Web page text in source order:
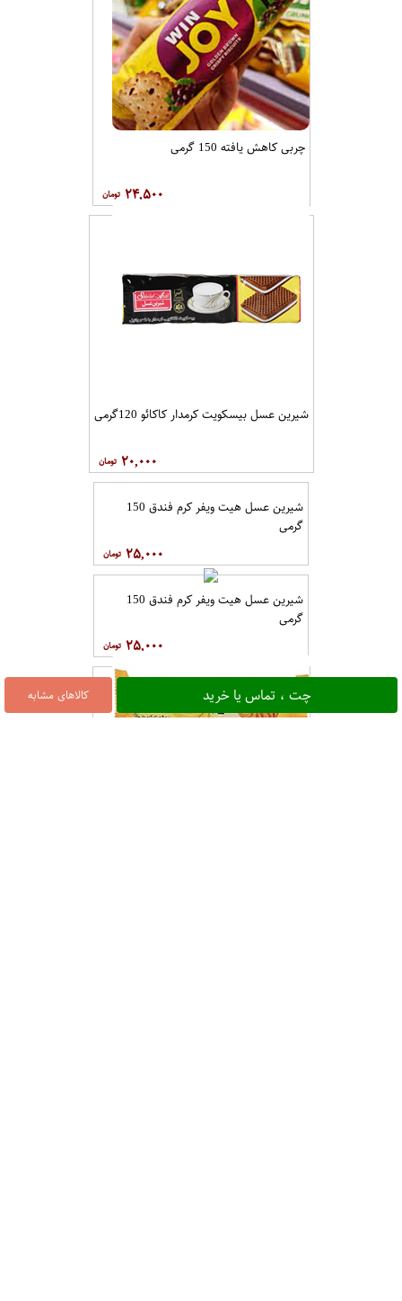
کالاهای مشابه چت ، تماس یا خرید
چربی کاهش یافته 150 گرمی
۲۴,۵۰۰
شیرین عسل بیسکویت کرمدار کاکائو 120گرمی
۲۰,۰۰۰
شیرین عسل هیت ویفر کرم فندق 150
گرمی
۲۵,۰۰۰
شیرین عسل هیت ویفر کرم فندق 150
گرمی
۲۵,۰۰۰